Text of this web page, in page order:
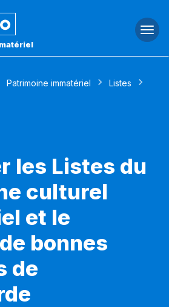
Patrimoine immatériel
Listes
les Listes du
culturel
et le
bonnes
de